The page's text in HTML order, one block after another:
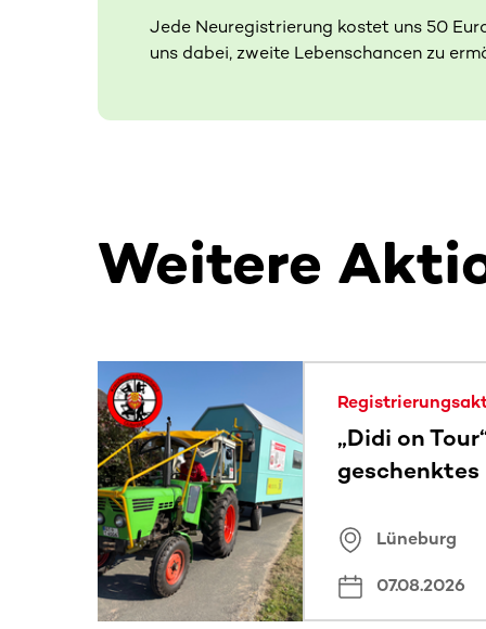
Jede Neuregistrierung kostet uns 50
uns dabei, zweite Lebenschancen zu
Weitere
Dieser Bereich enthält horizontal scrollbare
„Didi on
geschenktes
Lüneburg
07.08.2026